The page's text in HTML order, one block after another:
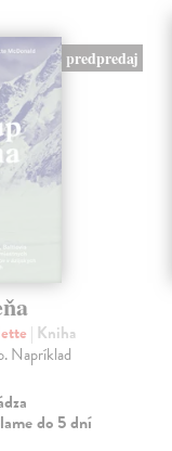
predpredaj
| Kniha
Napríklad
do 5 dní